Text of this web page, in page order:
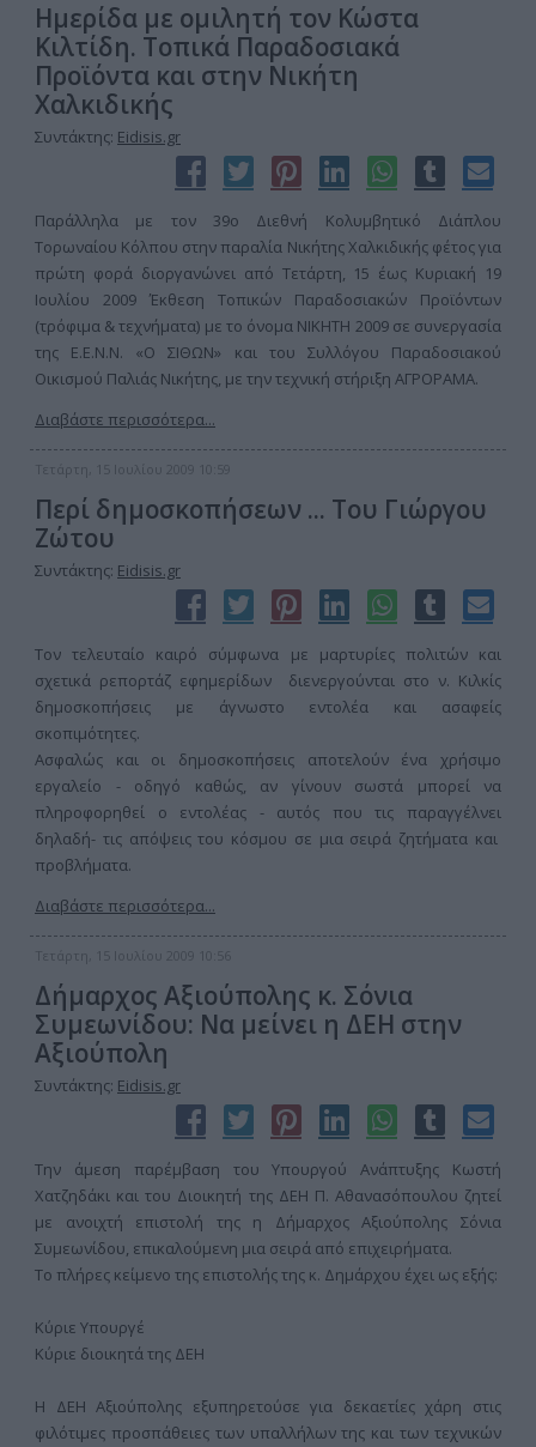
Ημερίδα με ομιλητή τον Κώστα
Κιλτίδη. Τοπικά Παραδοσιακά
Προϊόντα και στην Νικήτη
Χαλκιδικής
Συντάκτης: Eidisis.gr
Παράλληλα με τον 39ο Διεθνή Κολυμβητικό Διάπλου
Τορωναίου Κόλπου στην παραλία Νικήτης Χαλκιδικής φέτος για
πρώτη φορά διοργανώνει από Τετάρτη, 15 έως Κυριακή 19
Ιουλίου 2009 Έκθεση Τοπικών Παραδοσιακών Προϊόντων
(τρόφιμα & τεχνήματα) με το όνομα ΝΙΚΗΤΗ 2009 σε συνεργασία
της Ε.Ε.Ν.Ν. «Ο ΣΙΘΩΝ» και του Συλλόγου Παραδοσιακού
Οικισμού Παλιάς Νικήτης, με την τεχνική στήριξη ΑΓΡΟΡΑΜΑ.
Διαβάστε περισσότερα...
Τετάρτη, 15 Ιουλίου 2009 10:59
Περί δημοσκοπήσεων ... Του Γιώργου
Ζώτου
Συντάκτης: Eidisis.gr
Τον τελευταίο καιρό σύμφωνα με μαρτυρίες πολιτών και
σχετικά ρεπορτάζ εφημερίδων διενεργούνται στο ν. Κιλκίς
δημοσκοπήσεις με άγνωστο εντολέα και ασαφείς
σκοπιμότητες.
Ασφαλώς και οι δημοσκοπήσεις αποτελούν ένα χρήσιμο
εργαλείο - οδηγό καθώς, αν γίνουν σωστά μπορεί να
πληροφορηθεί ο εντολέας - αυτός που τις παραγγέλνει
δηλαδή- τις απόψεις του κόσμου σε μια σειρά ζητήματα και
προβλήματα.
Διαβάστε περισσότερα...
Τετάρτη, 15 Ιουλίου 2009 10:56
Δήμαρχος Αξιούπολης κ. Σόνια
Συμεωνίδου: Να μείνει η ΔΕΗ στην
Αξιούπολη
Συντάκτης: Eidisis.gr
Την άμεση παρέμβαση του Υπουργού Ανάπτυξης Κωστή
Χατζηδάκι και του Διοικητή της ΔΕΗ Π. Αθανασόπουλου ζητεί
με ανοιχτή επιστολή της η Δήμαρχος Αξιούπολης Σόνια
Συμεωνίδου, επικαλούμενη μια σειρά από επιχειρήματα.
Το πλήρες κείμενο της επιστολής της κ. Δημάρχου έχει ως εξής:
Κύριε Υπουργέ
Κύριε διοικητά της ΔΕΗ
Η ΔΕΗ Αξιούπολης εξυπηρετούσε για δεκαετίες χάρη στις
φιλότιμες προσπάθειες των υπαλλήλων της και των τεχνικών